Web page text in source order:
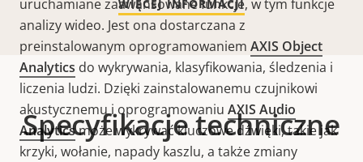
uruchamiane zaawansowane funkcje, w tym funkcje
analizy wideo. Jest ona dostarczana z
preinstalowanym oprogramowaniem AXIS Object
Analytics do wykrywania, klasyfikowania, śledzenia i
liczenia ludzi. Dzięki zainstalowanemu czujnikowi
akustycznemu i oprogramowaniu AXIS Audio
Analyticsmoże wykrywać kluczowe dźwięki, takie jak
krzyki, wołanie, napady kaszlu, a także zmiany
WIĘCEJ INFORMACJI
Specyfikacje techniczne